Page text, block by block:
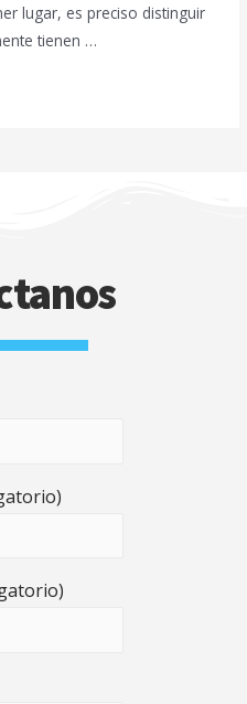
lugar, es preciso distinguir
tienen …